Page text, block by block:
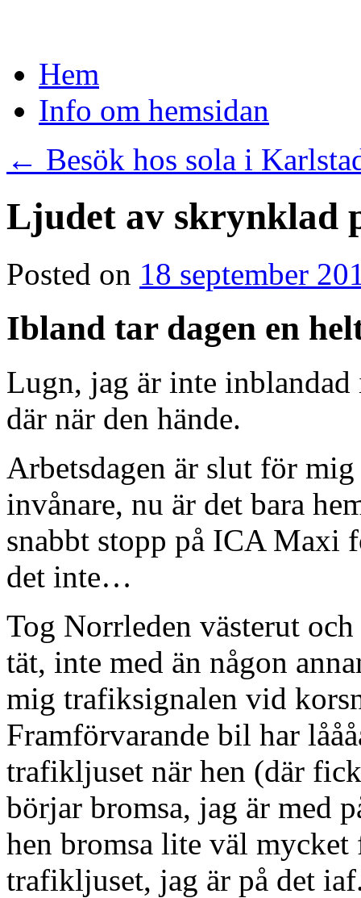
to
contentHem
Info om hemsidan
← Besök hos sola i
Ljudet av skrynklad
Posted on 18 september
Ibland tar dagen en
Lugn, jag är inte
där när den hände.
Arbetsdagen är slut för
invånare, nu är det bara
snabbt stopp på ICA Maxi
det inte…
Tog Norrleden västerut
tät, inte med än någon
mig trafiksignalen vid
Framförvarande bil har
trafikljuset när hen (där
börjar bromsa, jag är med
hen bromsa lite väl
trafikljuset, jag är på det